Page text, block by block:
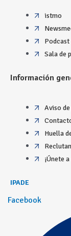
istmo
Podcast
Sala de
Información
Aviso
Huella
¡Únete
IPADE
Facebook